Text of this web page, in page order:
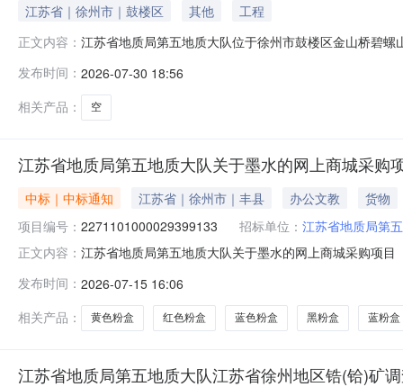
江苏省｜徐州市｜鼓楼区 其他
工程
正文内容： 江苏省地质局第五地质大队位于徐州市鼓楼区金山桥碧
公开、公平、公正、诚信的原则作如下承诺：一、本次
二、我方招租房地产的相关行为已履行了相应
发布时间： 2026-07-30 18:56
相关产品：
空
江苏省地质局第五地质大队关于墨水的网上商城采购
中标｜中标通知 江苏省｜徐州市｜丰县 办公文教
货物
项目编号： 2271101000029399133 招标单位： 江苏省地质局第
正文内容： 江苏省地质局第五地质大队关于墨水的网上商城采购项
1ZC32000000020260114866920.0项目所在行政区划编
发布时间： 2026-07-15 16:06
相关产品：
黄色粉盒 红色粉盒 蓝色粉盒 黑粉盒 蓝粉盒
江苏省地质局第五地质大队江苏省徐州地区锆(铪)矿